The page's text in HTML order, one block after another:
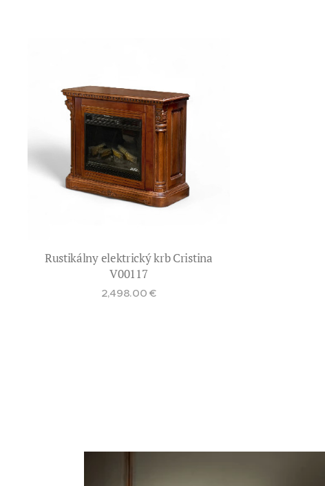
Rustikálny elektrický krb Cristina
V00117
2,498.00 €